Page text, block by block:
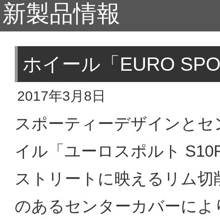
新製品情報
ホイール「EURO
2017年3月8日
スポーティーデザインと
イル「ユーロスポルト
ストリートに映えるリム
のあるセンターカバーに